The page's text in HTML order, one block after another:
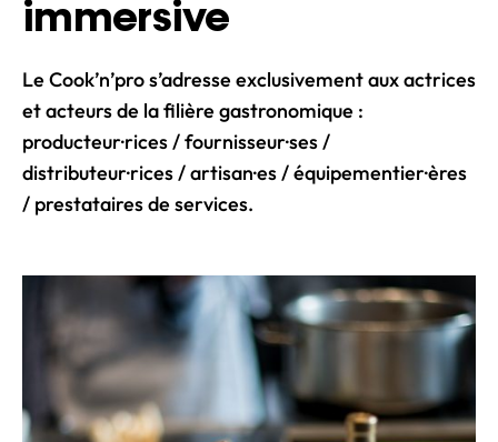
immersive
Le Cook’n’pro s’adresse exclusivement aux actrices
et acteurs de la filière gastronomique :
producteur·rices / fournisseur·ses /
distributeur·rices / artisan·es / équipementier·ères
/ prestataires de services.